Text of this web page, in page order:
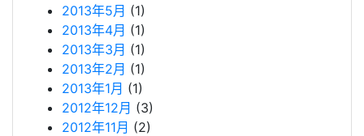
2013年5月 (1)
2013年4月 (1)
2013年3月 (1)
2013年2月 (1)
2013年1月 (1)
2012年12月 (3)
2012年11月 (2)